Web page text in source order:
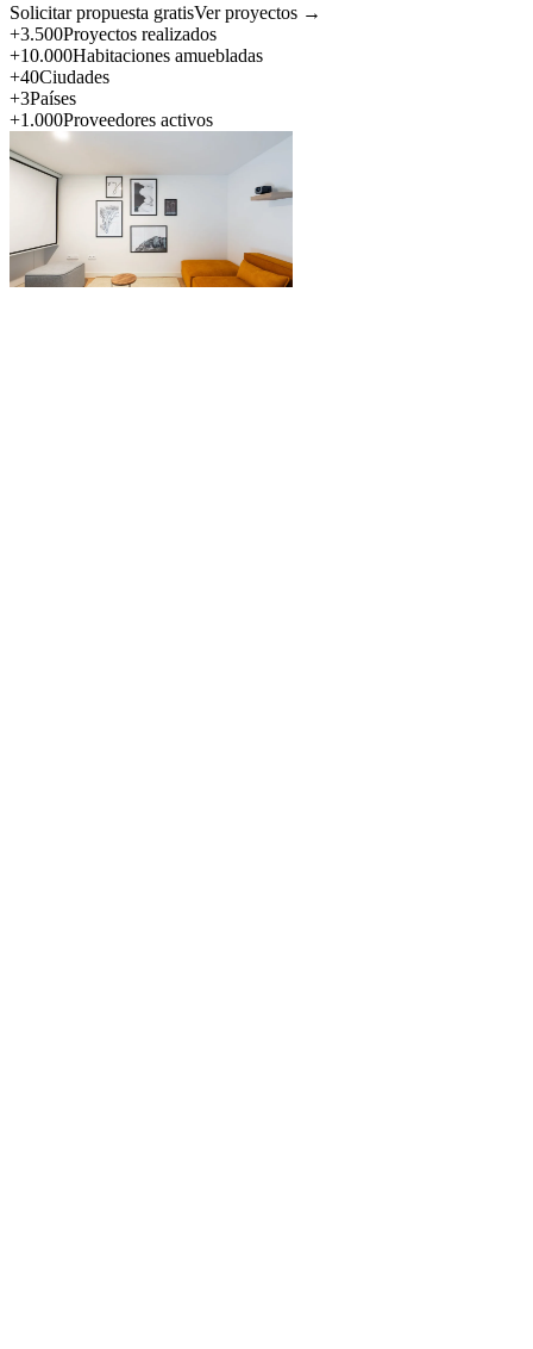
Solicitar propuesta gratisVer proyectos →
+3.500Proyectos realizados
+10.000Habitaciones amuebladas
+40Ciudades
+3Países
+1.000Proveedores activos